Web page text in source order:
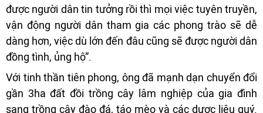
được người dân tin tưởng rồi thì mọi việc tuyên truyền,
vận động người dân tham gia các phong trào sẽ dễ
dàng hơn, việc dù lớn đến đâu cũng sẽ được người dân
đồng tình, ủng hộ”.
Với tinh thần tiên phong, ông đã mạnh dạn chuyển đổi
gần 3ha đất đồi trồng cây lâm nghiệp của gia đình
sang trồng cây đào đá, táo mèo và các dược liệu quý.